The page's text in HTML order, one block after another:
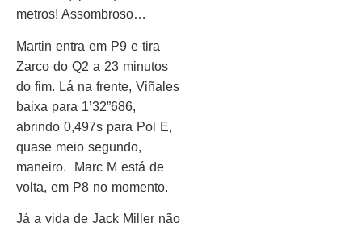
metros! Assombroso…
Martin entra em P9 e tira
Zarco do Q2 a 23 minutos
do fim. Lá na frente, Viñales
baixa para 1’32”686,
abrindo 0,497s para Pol E,
quase meio segundo,
maneiro. Marc M está de
volta, em P8 no momento.
Já a vida de Jack Miller não